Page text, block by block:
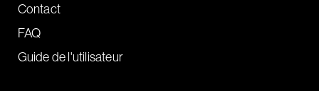
Contact
FAQ
Guide de l'utilisateur